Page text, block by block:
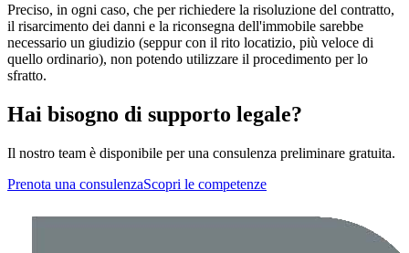
Preciso, in ogni caso, che per richiedere la risoluzione del contratto,
il risarcimento dei danni e la riconsegna dell'immobile sarebbe
necessario un giudizio (seppur con il rito locatizio, più veloce di
quello ordinario), non potendo utilizzare il procedimento per lo
sfratto.
Hai bisogno di supporto legale?
Il nostro team è disponibile per una consulenza preliminare gratuita.
Prenota una consulenzaScopri le competenze